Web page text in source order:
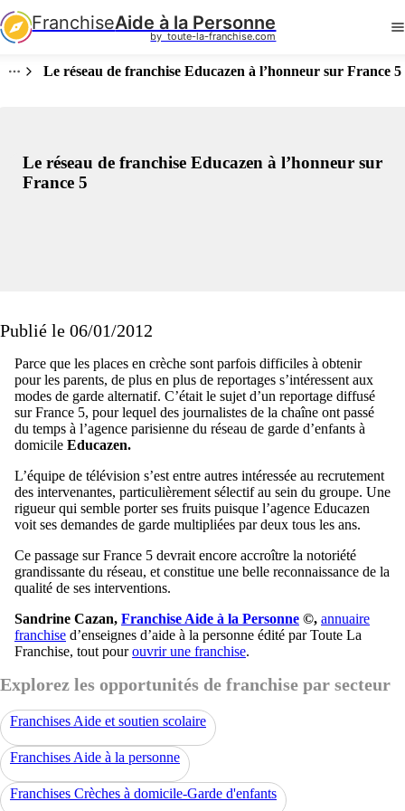
FranchiseAide à la Personne
by  toute-la-franchise.com
Le réseau de franchise Educazen à l’honneur sur France 5
Le réseau de franchise Educazen à l’honneur sur
France 5
Publié le 06/01/2012
Parce que les places en crèche sont parfois difficiles à obtenir
pour les parents, de plus en plus de reportages s’intéressent aux
modes de garde alternatif. C’était le sujet d’un reportage diffusé
sur France 5, pour lequel des journalistes de la chaîne ont passé
du temps à l’agence parisienne du réseau de garde d’enfants à
domicile Educazen.
L’équipe de télévision s’est entre autres intéressée au recrutement
des intervenantes, particulièrement sélectif au sein du groupe. Une
rigueur qui semble porter ses fruits puisque l’agence Educazen
voit ses demandes de garde multipliées par deux tous les ans.
Ce passage sur France 5 devrait encore accroître la notoriété
grandissante du réseau, et constitue une belle reconnaissance de la
qualité de ses interventions.
Sandrine Cazan, Franchise Aide à la Personne ©, annuaire
franchise d’enseignes d’aide à la personne édité par Toute La
Franchise, tout pourouvrir une franchise.
Explorez les opportunités de franchise par secteur
Franchises Aide et soutien scolaire
Franchises Aide à la personne
Franchises Crèches à domicile-Garde d'enfants